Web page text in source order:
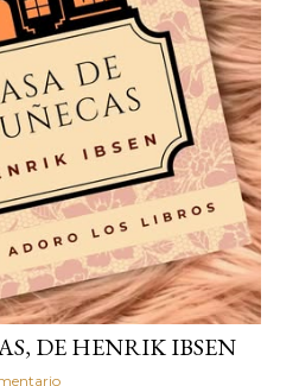
DE HENRIK IBSEN